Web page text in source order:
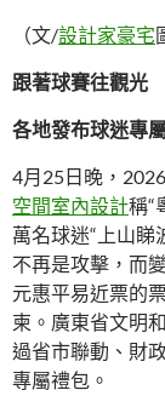
（文/設計家豪宅
跟著球賽往觀光
各地發布球迷專
4月25日晚，
空間室內設計稱“
萬名球迷“上山睇
不再是攻擊，而
元惠平易近票的
柬。廣東省文明
過省市聯動、財
專屬禮包。